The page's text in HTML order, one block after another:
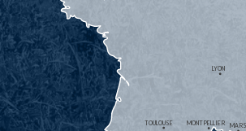
MONTPELLIER
TOULOUSE
LYON